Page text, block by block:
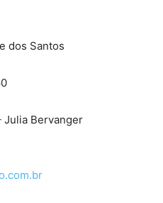
dos Santos
Julia Bervanger